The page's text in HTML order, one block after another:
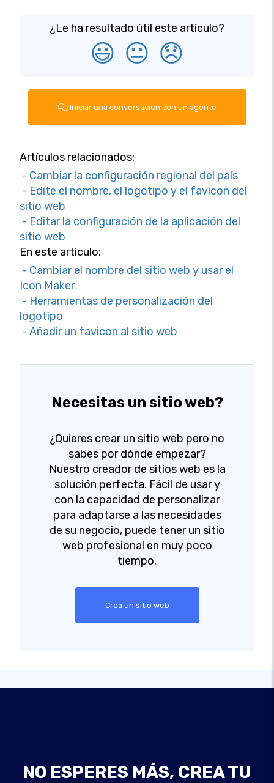
¿Le ha resultado útil este artículo?
😃 😐 😞
Iniciar una conversación con un agente
Artículos relacionados:
- Cambiar la configuración regional del país
- Edite el nombre, el logotipo y el favicon del
sitio web
- Editar la configuración de la aplicación del
sitio web
En este artículo:
- Cambiar el nombre del sitio web y usar el
Icon Maker
- Herramientas de personalización del
logotipo
- Añadir un favicon al sitio web
Necesitas un sitio web?
¿Quieres crear un sitio web pero no
sabes por dónde empezar?
Nuestro creador de sitios web es la
solución perfecta. Fácil de usar y
con la capacidad de personalizar
para adaptarse a las necesidades
de su negocio, puede tener un sitio
web profesional en muy poco
tiempo.
Crea un sitio web
NO ESPERES MÁS, CREA TU